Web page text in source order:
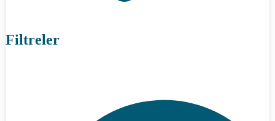
Filtreler